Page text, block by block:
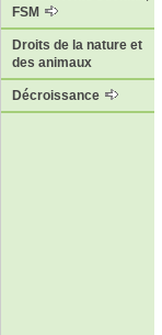
FSM
Droits de la nature et
des animaux
Décroissance